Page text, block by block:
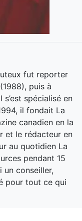
fut reporter
puis à
spécialisé en
il fondait La
canadien en la
et le rédacteur en
au quotidien La
pendant 15
un conseiller,
pour tout ce qui